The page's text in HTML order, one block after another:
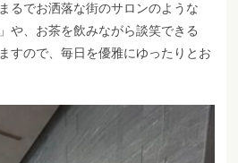
るでお洒落な街のサロンのような
や、お茶を飲みながら談笑できる
すので、毎日を優雅にゆったりとお